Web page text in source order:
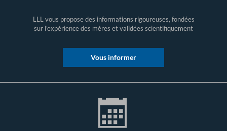
LLL vous propose des informations rigoureuses, fondées
sur l’expérience des mères et validées scientifiquement
Vous informer